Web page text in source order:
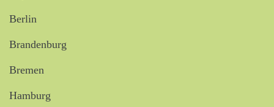
Berlin
Brandenburg
Bremen
Hamburg